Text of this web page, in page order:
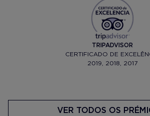
TRIPADVISOR
CERTIFICADO DE
2019, 2018, 2017
VER TODOS OS